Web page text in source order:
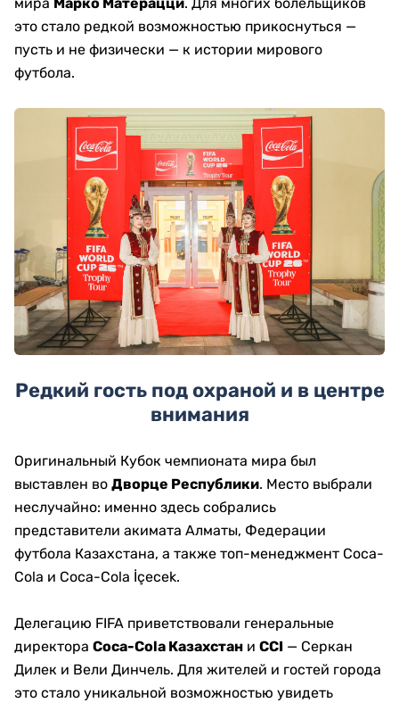
это стало редкой возможностью прикоснуться —
пусть и не физически — к истории мирового
футбола.
Редкий гость под охраной и в центре
внимания
Оригинальный Кубок чемпионата мира был
выставлен во Дворце Республики. Место выбрали
неслучайно: именно здесь собрались
представители акимата Алматы, Федерации
футбола Казахстана, а также топ-менеджмент Coca-
Cola и Coca-Cola İçecek.
Делегацию FIFA приветствовали генеральные
директора Coca-Cola Казахстан и CCI — Серкан
Дилек и Вели Динчель. Для жителей и гостей города
это стало уникальной возможностью увидеть